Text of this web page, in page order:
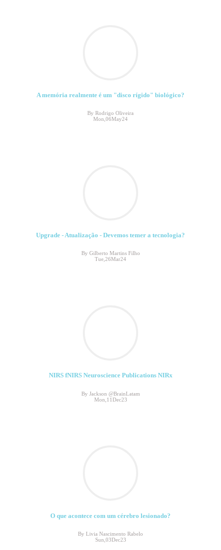
A memória realmente é um "disco rígido" biológico?
By Rodrigo Oliveira
Mon,06May24
Upgrade - Atualização - Devemos temer a tecnologia?
By Gilberto Martins Filho
Tue,26Mar24
NIRS fNIRS Neuroscience Publications NIRx
By Jackson @BrainLatam
Mon,11Dec23
O que acontece com um cérebro lesionado?
By Livia Nascimento Rabelo
Sun,03Dec23